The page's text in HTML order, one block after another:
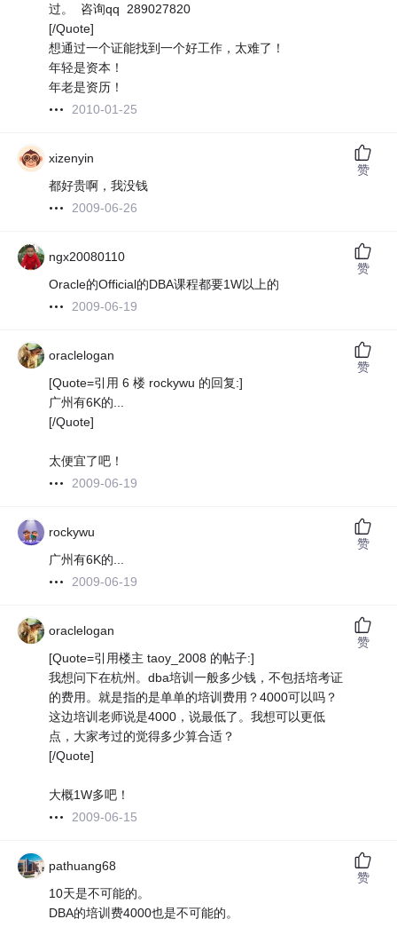
过。 咨询qq 289027820
[/Quote]
想通过一个证能找到一个好工作，太难了！
年轻是资本！
年老是资历！
2010-01-25
xizenyin
都好贵啊，我没钱
2009-06-26
赞
ngx20080110
Oracle的Official的DBA课程都要1W以上的
2009-06-19
赞
oraclelogan
[Quote=引用 6 楼 rockywu 的回复:]
广州有6K的...
[/Quote]
太便宜了吧！
2009-06-19
赞
rockywu
广州有6K的...
2009-06-19
赞
oraclelogan
[Quote=引用楼主 taoy_2008 的帖子:]
我想问下在杭州。dba培训一般多少钱，不包括培考证
的费用。就是指的是单单的培训费用？4000可以吗？
这边培训老师说是4000，说最低了。我想可以更低
点，大家考过的觉得多少算合适？
[/Quote]
大概1W多吧！
2009-06-15
赞
pathuang68
10天是不可能的。
DBA的培训费4000也是不可能的。
赞